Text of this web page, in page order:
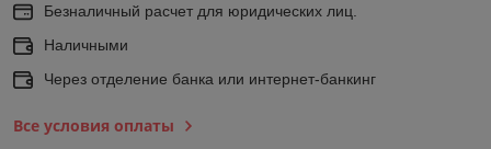
Безналичный расчет для юридических лиц.
Наличными
Через отделение банка или интернет-банкинг
Все условия оплаты